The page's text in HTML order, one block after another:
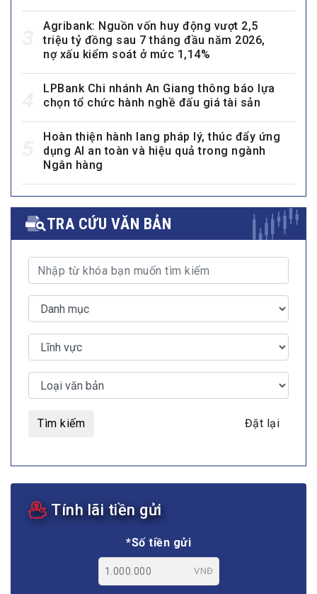
Agribank: Nguồn vốn huy động vượt 2,5
triệu tỷ đồng sau 7 tháng đầu năm 2026,
nợ xấu kiểm soát ở mức 1,14%
LPBank Chi nhánh An Giang thông báo lựa
chọn tổ chức hành nghề đấu giá tài sản
Hoàn thiện hành lang pháp lý, thúc đẩy ứng
dụng AI an toàn và hiệu quả trong ngành
Ngân hàng
TRA CỨU VĂN BẢN
Tìm kiếm Đặt lại
Tính lãi tiền gửi
*Số tiền gửi
VNĐ